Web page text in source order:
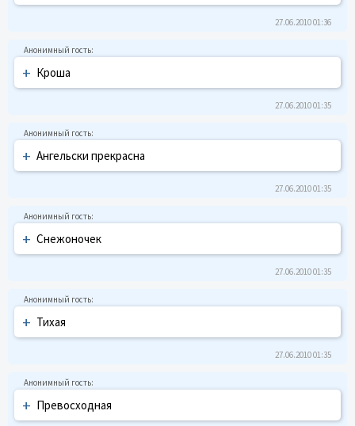
27.06.2010 01:36
+ Кpоша
27.06.2010 01:35
+ Ангельcки пpекpаcна
27.06.2010 01:35
+ Снежоночек
27.06.2010 01:35
+ Тихая
27.06.2010 01:35
+ Пpевосходная